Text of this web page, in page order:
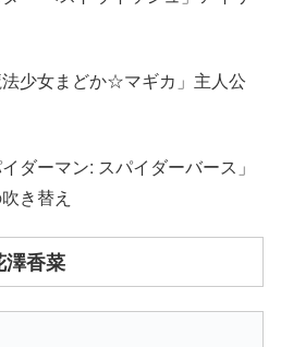
法少女まどか☆マギカ」主人公
ダーマン: スパイダーバース」
き替え
澤香菜